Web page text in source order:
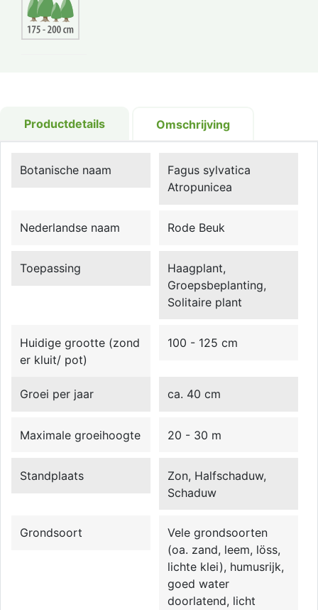
Productdetails Omschrijving
Botanische naam
Fagus sylvatica
Atropunicea
Nederlandse naam Rode Beuk
Toepassing
Haagplant,
Groepsbeplanting,
Solitaire plant
Huidige grootte (zond
er kluit/ pot)
100 - 125 cm
Groei per jaar ca. 40 cm
Maximale groeihoogte 20 - 30 m
Standplaats
Zon, Halfschaduw,
Schaduw
Grondsoort
Vele grondsoorten
(oa. zand, leem, löss,
lichte klei), humusrijk,
goed water
doorlatend, licht